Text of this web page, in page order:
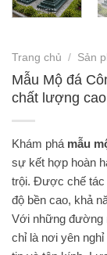
Trang chủ / Sản
Mẫu Mộ đá
chất lượng cao
Khám phá mẫu
sự kết hợp hoàn
trội. Được chế tác
độ bền cao, khả
Với những đường
chỉ là nơi yên